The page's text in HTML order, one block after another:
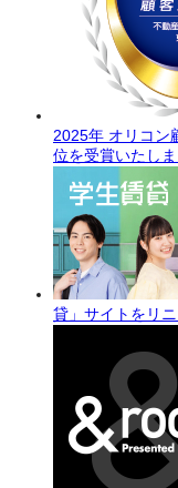
2025年 オリコン
位を受賞いたし
貸」サイトをリ